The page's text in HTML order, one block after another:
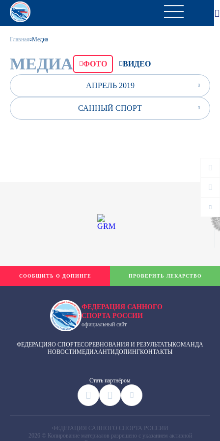
Главная Медиа
МЕДИА ФОТО ВИДЕО
АПРЕЛЬ 2019
САННЫЙ СПОРТ
ФЕДЕРАЦИЯ САННОГО
СПОРТА РОССИИ
официальный сайт
ФЕДЕРАЦИЯО СПОРТЕСОРЕВНОВАНИЯ И РЕЗУЛЬТАТЫКОМАНДА
НОВОСТИМЕДИААНТИДОПИНГКОНТАКТЫ
Cтать партнёром
СООБЩИТЬ О ДОПИНГЕ ПРОВЕРИТЬ ЛЕКАРСТВО
ФЕДЕРАЦИЯ САННОГО СПОРТА РОССИИ
2026 © Копирование материалов разрешено с указанием активной